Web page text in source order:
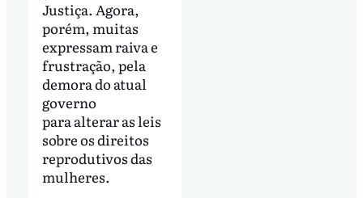
Justiça. Agora,
porém, muitas
expressam raiva e
frustração, pela
demora do atual
governo
para alterar as leis
sobre os direitos
reprodutivos das
mulheres.